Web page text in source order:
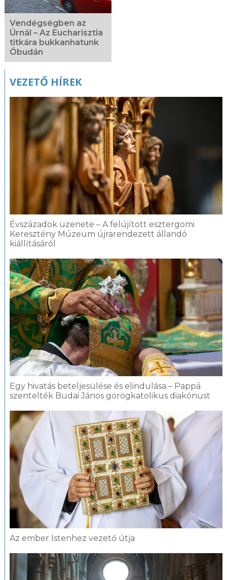
Vendégségben az
Úrnál – Az Eucharisztia
titkára bukkanhatunk
Óbudán
VEZETŐ HÍREK
Évszázadok üzenete – A felújított esztergomi
Keresztény Múzeum újrarendezett állandó
kiállításáról
Egy hivatás beteljesülése és elindulása – Pappá
szentelték Budai János görögkatolikus diakónust
Az ember Istenhez vezető útja